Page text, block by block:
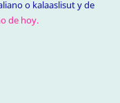
o kalaaslisut y de
de hoy.